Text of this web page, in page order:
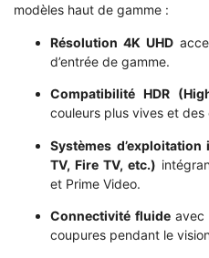
modèles haut de gamme :
Résolution 4K UHD
d’entrée de gamme.
Compatibilité HDR
couleurs plus vives et des
Systèmes
TV, Fire TV, etc.)
et Prime Video.
Connectivité fluideavec
coupures pendant le